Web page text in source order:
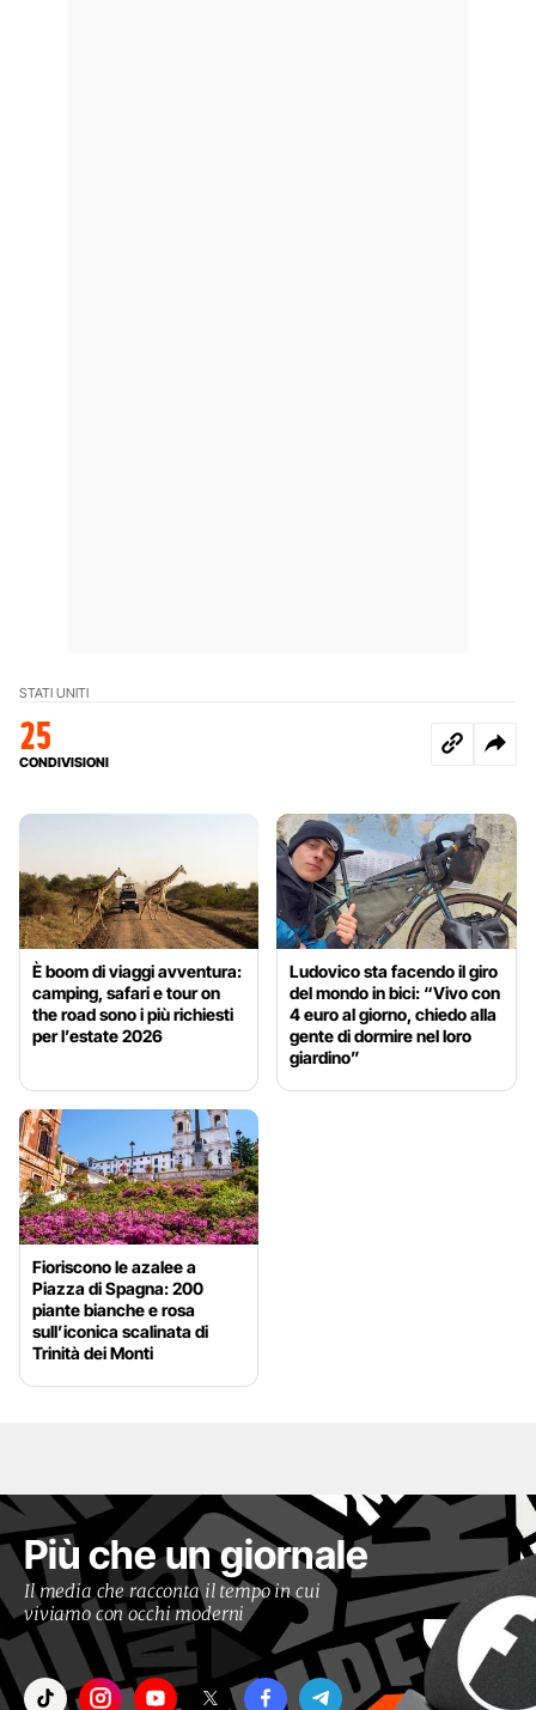
STATI UNITI
25
CONDIVISIONI
È boom di viaggi avventura:
camping, safari e tour on
the road sono i più richiesti
per l’estate 2026
Ludovico sta facendo il giro
del mondo in bici: “Vivo con
4 euro al giorno, chiedo alla
gente di dormire nel loro
giardino”
Fioriscono le azalee a
Piazza di Spagna: 200
piante bianche e rosa
sull’iconica scalinata di
Trinità dei Monti
Più che un giornale
Il media che racconta il tempo in cui
viviamo con occhi moderni